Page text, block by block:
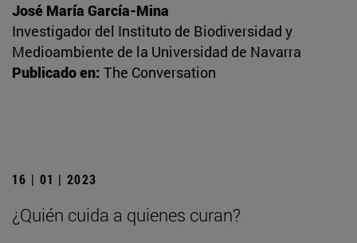
José María García-Mina
Investigador del Instituto de Biodiversidad y
Medioambiente de la Universidad de Navarra
Publicado en: The Conversation
16 | 01 | 2023
¿Quién cuida a quienes curan?